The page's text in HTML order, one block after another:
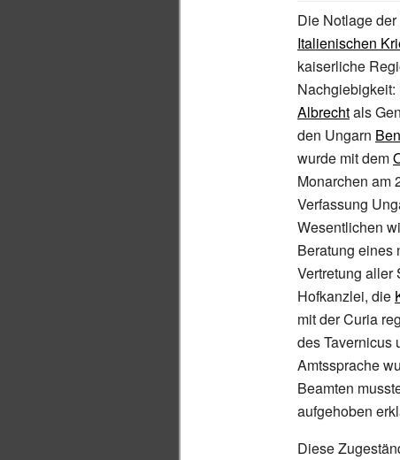
Die Notlage
Italienischen
kaiserliche
Albrechtals
den Ungarn
wurde mit dem
Monarchen am
Verfassung
Wesentlichen
Beratung eines
Vertretung aller
Hofkanzlei, die
mit derCuria
desTavernicus
Amtssprache
Beamten
aufgehoben
Diese